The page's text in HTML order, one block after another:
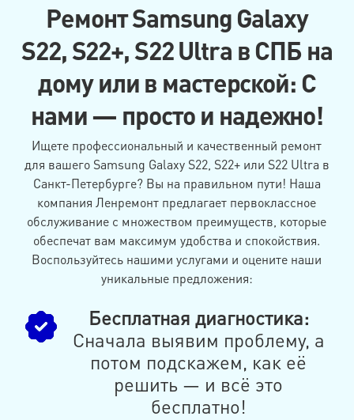
Ремонт Samsung Galaxy
S22, S22+, S22 Ultra в СПБ на
дому или в мастерской: С
нами — просто и надежно!
Ищете профессиональный и качественный ремонт
для вашего Samsung Galaxy S22, S22+ или S22 Ultra в
Санкт-Петербурге? Вы на правильном пути! Наша
компания Ленремонт предлагает первоклассное
обслуживание с множеством преимуществ, которые
обеспечат вам максимум удобства и спокойствия.
Воспользуйтесь нашими услугами и оцените наши
уникальные предложения:
Бесплатная диагностика:
Сначала выявим проблему, а
потом подскажем, как её
решить — и всё это
бесплатно!